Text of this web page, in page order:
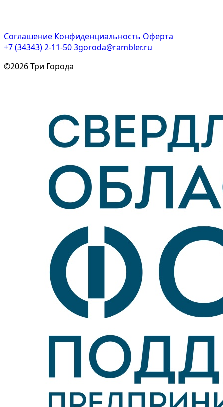
Соглашение Конфиденциальность Оферта
+7 (34343) 2-11-503goroda@rambler.ru
©2026 Три Города